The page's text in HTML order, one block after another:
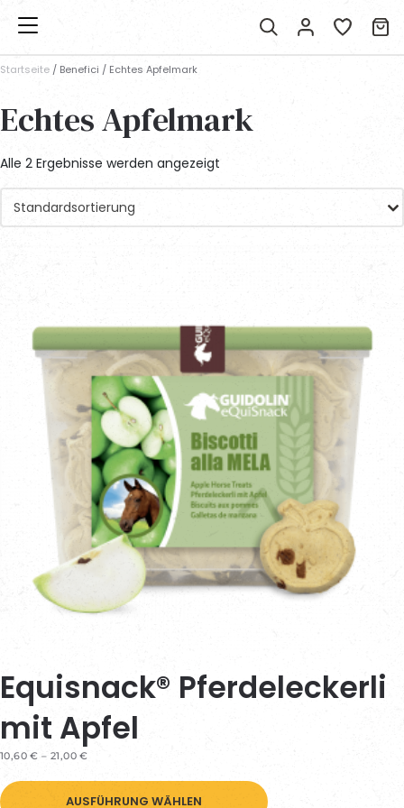
Startseite / Benefici / Echtes Apfelmark
Echtes Apfelmark
Alle 2 Ergebnisse werden angezeigt
Standardsortierung
Equisnack® Pferdeleckerli
mit Apfel
10,60€ –21,00€PREISSPANNE:
BIS
21,00 €
AUSFÜHRUNG WÄHLEN
Produkt